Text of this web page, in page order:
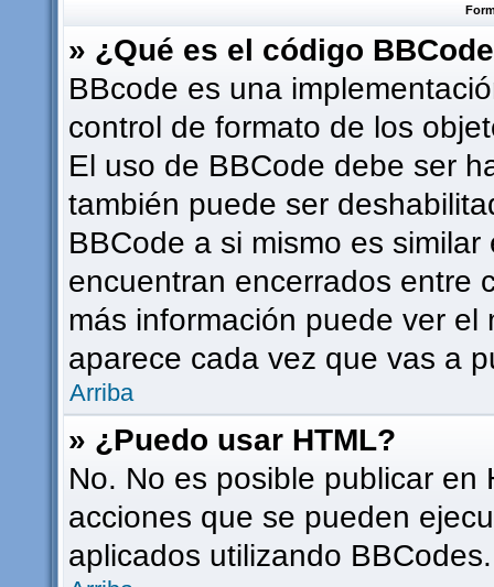
» ¿Qué es el código
BBcode es una
control de formato de los
El uso de BBCode debe ser
también puede ser
BBCode a si mismo es
encuentran encerrados entre
más información puede ver
aparece cada vez que vas a
Arriba
» ¿Puedo usar HTML?
No. No es posible publicar en
acciones que se pueden
aplicados utilizando BBCodes.